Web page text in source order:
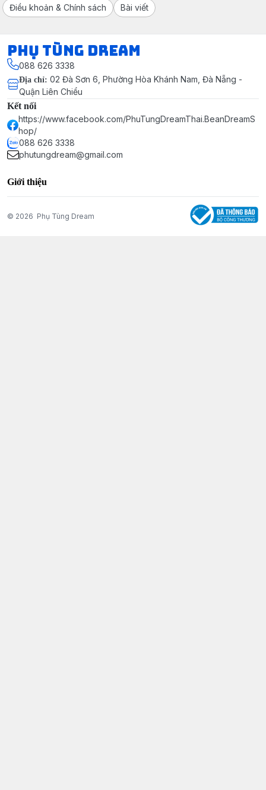
Điều khoản & Chính sách
Bài viết
Phụ Tùng Dream
088 626 3338
Địa chỉ: 02 Đà Sơn 6, Phường Hòa Khánh Nam, Đà Nẵng -
Quận Liên Chiểu
Kết nối
https://www.facebook.com/PhuTungDreamThai.BeanDreamS
hop/
088 626 3338
phutungdream@gmail.com
Giới thiệu
© 2026 Phụ Tùng Dream